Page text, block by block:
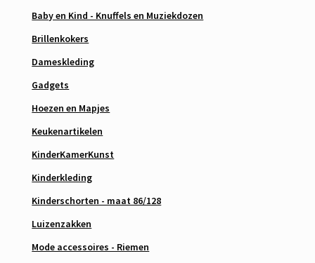
Baby en Kind - Knuffels en Muziekdozen
Brillenkokers
Dameskleding
Gadgets
Hoezen en Mapjes
Keukenartikelen
KinderKamerKunst
Kinderkleding
Kinderschorten - maat 86/128
Luizenzakken
Mode accessoires - Riemen